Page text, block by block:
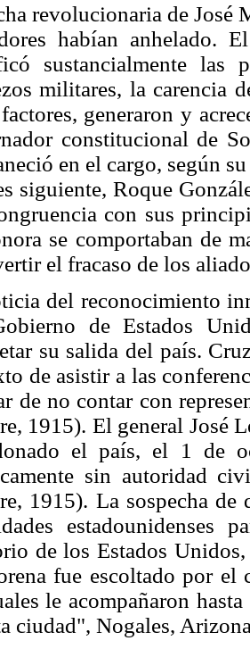
revolucionaria de José
habían anhelado.
sustancialmente las
militares, la carencia
generaron y
constitucional de
en el cargo, según
siguiente, Roque
con sus
se comportaban de
el fracaso de los
del reconocimiento
de Estados
su salida del país.
de asistir a las
de no contar con
1915). El general José
el país, el 1 de
sin autoridad
1915). La sospecha
estadounidenses
de los Estados
fue escoltado por el
le acompañaron
ciudad", Nogales,